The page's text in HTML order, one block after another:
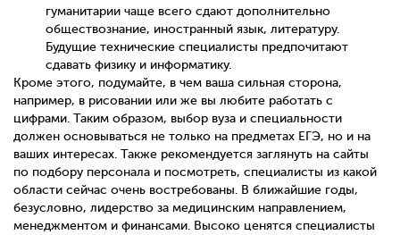
гуманитарии чаще всего сдают дополнительно
обществознание, иностранный язык, литературу.
Будущие технические специалисты предпочитают
сдавать физику и информатику.
Кроме этого, подумайте, в чем ваша сильная сторона,
например, в рисовании или же вы любите работать с
цифрами. Таким образом, выбор вуза и специальности
должен основываться не только на предметах ЕГЭ, но и на
ваших интересах. Также рекомендуется заглянуть на сайты
по подбору персонала и посмотреть, специалисты из какой
области сейчас очень востребованы. В ближайшие годы,
безусловно, лидерство за медицинским направлением,
менеджментом и финансами. Высоко ценятся специалисты